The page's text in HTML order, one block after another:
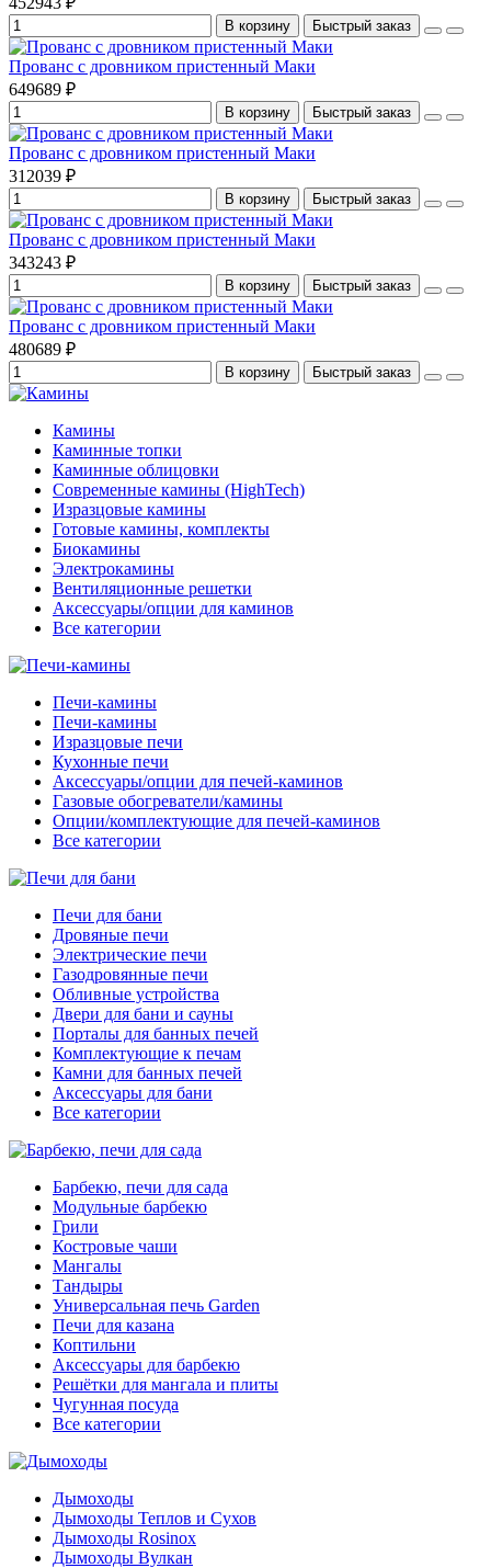
В корзину Быстрый заказ
Прованс с дровником пристенный Маки
649689 ₽
В корзину Быстрый заказ
Прованс с дровником пристенный Маки
312039 ₽
В корзину Быстрый заказ
Прованс с дровником пристенный Маки
343243 ₽
В корзину Быстрый заказ
Прованс с дровником пристенный Маки
480689 ₽
В корзину Быстрый заказ
Камины
Каминные топки
Каминные облицовки
Современные камины (HighTech)
Изразцовые камины
Готовые камины, комплекты
Биокамины
Электрокамины
Вентиляционные решетки
Аксессуары/опции для каминов
Все категории
Печи-камины
Печи-камины
Изразцовые печи
Кухонные печи
Аксессуары/опции для печей-каминов
Газовые обогреватели/камины
Опции/комплектующие для печей-каминов
Все категории
Печи для бани
Дровяные печи
Электрические печи
Газодровянные печи
Обливные устройства
Двери для бани и сауны
Порталы для банных печей
Комплектующие к печам
Камни для банных печей
Аксессуары для бани
Все категории
Барбекю, печи для сада
Модульные барбекю
Грили
Костровые чаши
Мангалы
Тандыры
Универсальная печь Garden
Печи для казана
Коптильни
Аксессуары для барбекю
Решётки для мангала и плиты
Чугунная посуда
Все категории
Дымоходы
Дымоходы Теплов и Сухов
Дымоходы Rosinox
Дымоходы Вулкан